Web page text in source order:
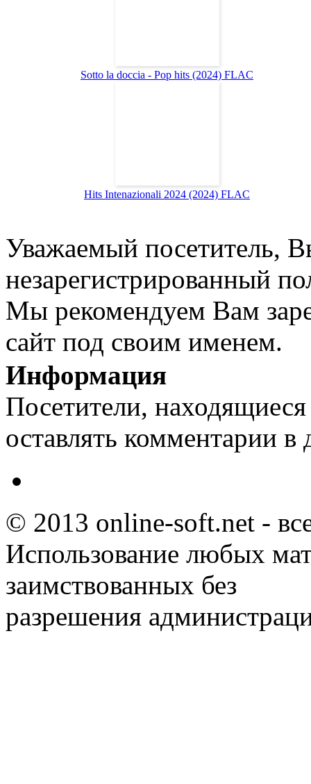
Sotto la doccia - Pop hits (2024) FLAC
Hits Intenazionali 2024 (2024) FLAC
Уважаемый посетитель,
незарегистрированный
Мы рекомендуем Вам
сайт под своим именем.
Информация
Посетители,
оставлять комментарии в
© 2013 online-soft.net -
Использование любых
заимствованных без
разрешения